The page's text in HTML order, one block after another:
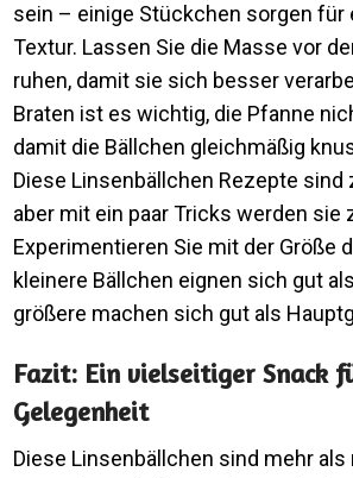
sein – einige Stückchen sorgen für
Textur. Lassen Sie die Masse vor
ruhen, damit sie sich besser
Braten ist es wichtig, die Pfanne
damit die Bällchen gleichmäßig
Diese Linsenbällchen Rezepte sind
aber mit ein paar Tricks werden sie
Experimentieren Sie mit der Größe
kleinere Bällchen eignen sich gut
größere machen sich gut als
Fazit: Ein vielseitiger Snack
Gelegenheit
Diese Linsenbällchen sind mehr als